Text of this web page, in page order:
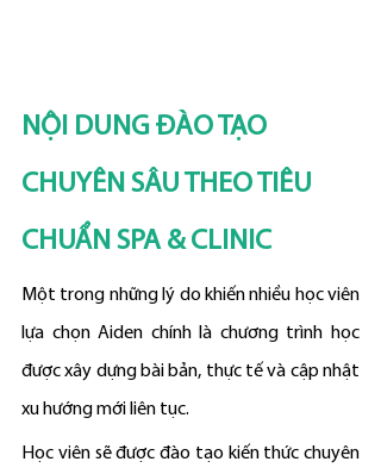
NỘI DUNG ĐÀO TẠO
CHUYÊN SÂU THEO TIÊU
CHUẨN SPA & CLINIC
Một trong những lý do khiến nhiều học viên
lựa chọn Aiden chính là chương trình học
được xây dựng bài bản, thực tế và cập nhật
xu hướng mới liên tục.
Học viên sẽ được đào tạo kiến thức chuyên